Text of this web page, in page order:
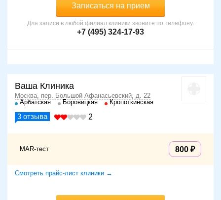
Записаться на прием
Для записи в любой филиал клиники звоните по телефону:
+7 (495) 324-17-93
Ваша Клиника
Москва, пер. Большой Афанасьевский, д. 22
Арбатская
Боровицкая Кропоткинская
3 отзыва 2
MAR-тест 800
Смотреть прайс-лист клиники →